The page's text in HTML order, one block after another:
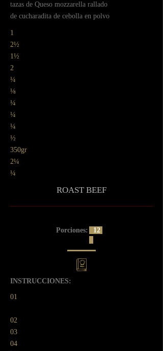
ㅤtazas de Queso mozzarella rallado
ㅤde cucharadita de cebolla en polvo
1
2½
1½
2
¼
⅛
¼
¼
¼
½
350gr
2¼
¼
ROAST BEEF
Porciones: 12
INSTRUCCIONES:
01
02
03
04